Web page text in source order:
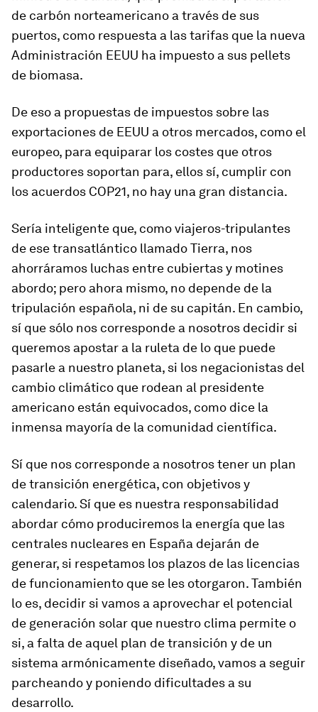
de carbón norteamericano a través de sus
puertos, como respuesta a las tarifas que la nueva
Administración EEUU ha impuesto a sus pellets
de biomasa.
De eso a propuestas de impuestos sobre las
exportaciones de EEUU a otros mercados, como el
europeo, para equiparar los costes que otros
productores soportan para, ellos sí, cumplir con
los acuerdos COP21, no hay una gran distancia.
Sería inteligente que, como viajeros-tripulantes
de ese transatlántico llamado Tierra, nos
ahorráramos luchas entre cubiertas y motines
abordo; pero ahora mismo, no depende de la
tripulación española, ni de su capitán. En cambio,
sí que sólo nos corresponde a nosotros decidir si
queremos apostar a la ruleta de lo que puede
pasarle a nuestro planeta, si los negacionistas del
cambio climático que rodean al presidente
americano están equivocados, como dice la
inmensa mayoría de la comunidad científica.
Sí que nos corresponde a nosotros tener un plan
de transición energética, con objetivos y
calendario. Sí que es nuestra responsabilidad
abordar cómo produciremos la energía que las
centrales nucleares en España dejarán de
generar, si respetamos los plazos de las licencias
de funcionamiento que se les otorgaron. También
lo es, decidir si vamos a aprovechar el potencial
de generación solar que nuestro clima permite o
si, a falta de aquel plan de transición y de un
sistema armónicamente diseñado, vamos a seguir
parcheando y poniendo dificultades a su
desarrollo.